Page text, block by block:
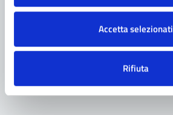
Accetta selezionati
Rifiuta
Prenota appuntamento
Problemi in città